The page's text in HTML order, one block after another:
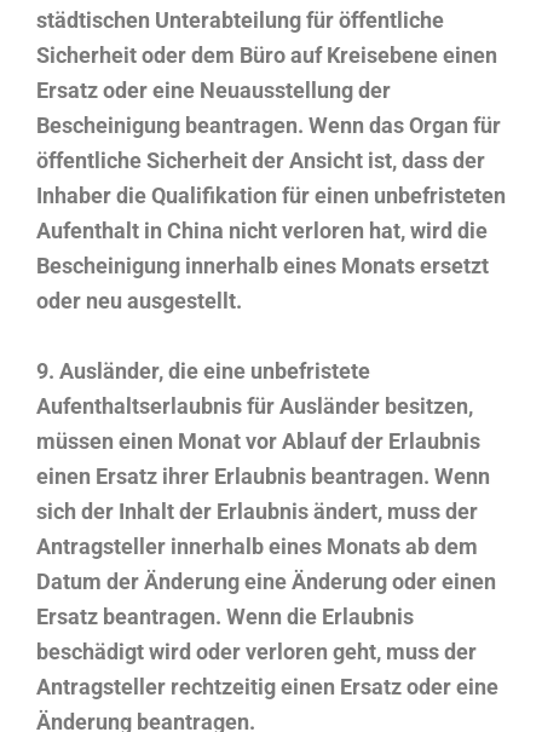
städtischen Unterabteilung für öffentliche
Sicherheit oder dem Büro auf Kreisebene einen
Ersatz oder eine Neuausstellung der
Bescheinigung beantragen. Wenn das Organ für
öffentliche Sicherheit der Ansicht ist, dass der
Inhaber die Qualifikation für einen unbefristeten
Aufenthalt in China nicht verloren hat, wird die
Bescheinigung innerhalb eines Monats ersetzt
oder neu ausgestellt.
9. Ausländer, die eine unbefristete
Aufenthaltserlaubnis für Ausländer besitzen,
müssen einen Monat vor Ablauf der Erlaubnis
einen Ersatz ihrer Erlaubnis beantragen. Wenn
sich der Inhalt der Erlaubnis ändert, muss der
Antragsteller innerhalb eines Monats ab dem
Datum der Änderung eine Änderung oder einen
Ersatz beantragen. Wenn die Erlaubnis
beschädigt wird oder verloren geht, muss der
Antragsteller rechtzeitig einen Ersatz oder eine
Änderung beantragen.